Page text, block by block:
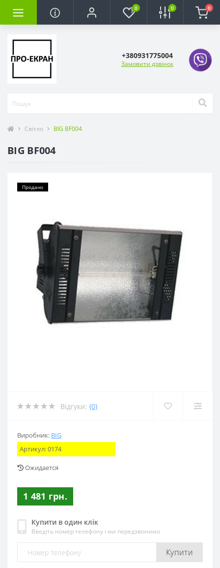
0 0 0
+380931775004
Замовити дзвінок
Світло BIG BF004
BIG BF004
Продано
Відгуки: (0)
Виробник: BIG
Артикул:0174
Ожидается
1 481 грн.
Купити в один клік
Введіть номер телефону і ми передзвонимо
Купити